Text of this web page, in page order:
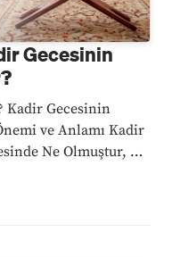
Gecesinin
ve Anlamı Kadir
Ne Olmuştur, Bu